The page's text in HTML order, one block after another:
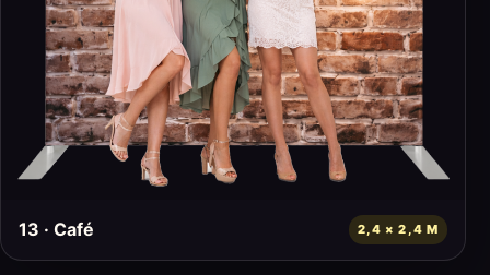
13 · Café 2,4 × 2,4 M